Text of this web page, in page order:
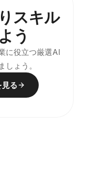
る仕上がり
ません。
毎朝自動でカ
期タスクの
スキル
う
に役立つ厳選AI
しょう。
る